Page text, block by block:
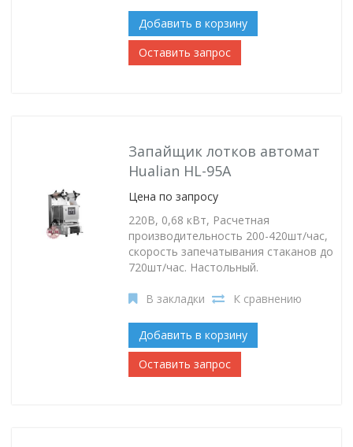
Добавить в корзину
Оставить запрос
Запайщик лотков автомат
Hualian HL-95A
Цена по запросу
220В, 0,68 кВт, Расчетная
производительность 200-420шт/час,
скорость запечатывания стаканов до
720шт/час. Настольный.
В закладки К сравнению
Добавить в корзину
Оставить запрос